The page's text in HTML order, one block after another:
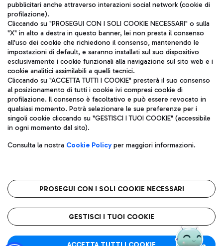
Pizza
Gelateria
Wine Bar & Sparkling
Autobus
Scopri le linee di autobus per raggiungere l'aeroporto
Leonardo Da Vinci.
Raggiungi l’aeroporto senza pensieri con il servizio di taxi a
Ristoranti
Scopri la nostra offerta per una pausa gustosa in aeroporto
Mappa Aeroporto Fiumicino
Aeroporti di Roma S.p.A. - Società soggetta a direzione e
coordinamento di Mundys S.p.A.
Codice fiscale e Registro delle Imprese di Roma 13032990155 P.
IVA 06572251004
Capitale sociale 62.224.743,00 int. vers.
Sede legale: Via Pier Paolo Racchetti 1 - 00054 Fiumicino (RM)
telefono +39 06 65951
Privacy policy
Note legali
Roma FCO
L'aeroporto stellato
pubblicitari anche attraverso interazioni social network (cookie di
profilazione).
Cliccando su "PROSEGUI CON I SOLI COOKIE NECESSARI" o sulla
"X" in alto a destra in questo banner, lei non presta il consenso
all'uso dei cookie che richiedono il consenso, mantenendo le
impostazioni di default, e saranno installati sul suo dispositivo
esclusivamente i cookie funzionali alla navigazione sul sito web e i
cookie analitici assimilabili a quelli tecnici.
Cliccando su "ACCETTA TUTTI I COOKIE" presterà il suo consenso
al posizionamento di tutti i cookie ivi compresi cookie di
profilazione. Il consenso è facoltativo e può essere revocato in
qualsiasi momento. Potrà selezionare le sue preferenze per i
singoli cookie cliccando su "GESTISCI I TUOI COOKIE" (accessibile
in ogni momento dal sito).
Consulta la nostra Cookie Policyper maggiori informazioni.
PROSEGUI CON I SOLI COOKIE NECESSARI
GESTISCI I TUOI COOKIE